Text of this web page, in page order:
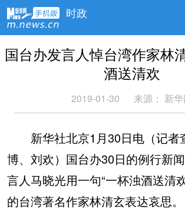
时政
国台办发言人悼台湾作家林
酒送清欢
2019-01-30 来源： 新华
新华社北京1月30日电（记者
博、刘欢）国台办30日的例行新
言人马晓光用一句“一杯浊酒送清
的台湾著名作家林清玄表达哀思。